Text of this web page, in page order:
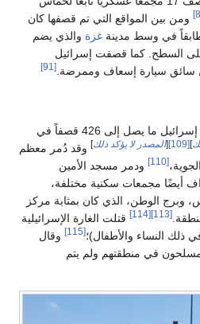
ومن بين المواقع التي تم قصفها كان
غزة والذي يضم
السطح. كما قصفت إسرائيل
سائق سيارة إسعاف وممرضة.[91]
على مدى ساعات الليل، شنت إسرائيل ما يصل إلى 426 قصفاً في
]
[109]
[المصدر لا يؤكد ذلك]وقد دُمر معظم
[110]
ودمر مسجد الأمين
أيضًا مجمعات سكنية مختلفة،
وبرج الوطن، الذي كان بمثابة مركز
[113]
[114]
قتلت الغارة الإسرائيلية
[115]
وقال
مسلحون في منطقتهم ولم يتم